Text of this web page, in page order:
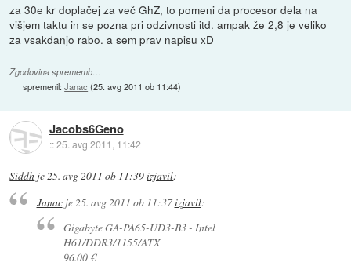
za 30e kr doplačej za več GhZ, to pomeni da procesor dela na
višjem taktu in se pozna pri odzivnosti itd. ampak že 2,8 je veliko
za vsakdanjo rabo. a sem prav napisu xD
Zgodovina sprememb…
spremenil:Janac (25. avg 2011 ob 11:44)
Jacobs6Geno
::25. avg 2011, 11:42
Siddh je25. avg 2011 ob 11:39izjavil:
Janacje 25. avg 2011 ob 11:37izjavil:
Gigabyte GA-PA65-UD3-B3 - Intel
H61/DDR3/1155/ATX
96.00 €